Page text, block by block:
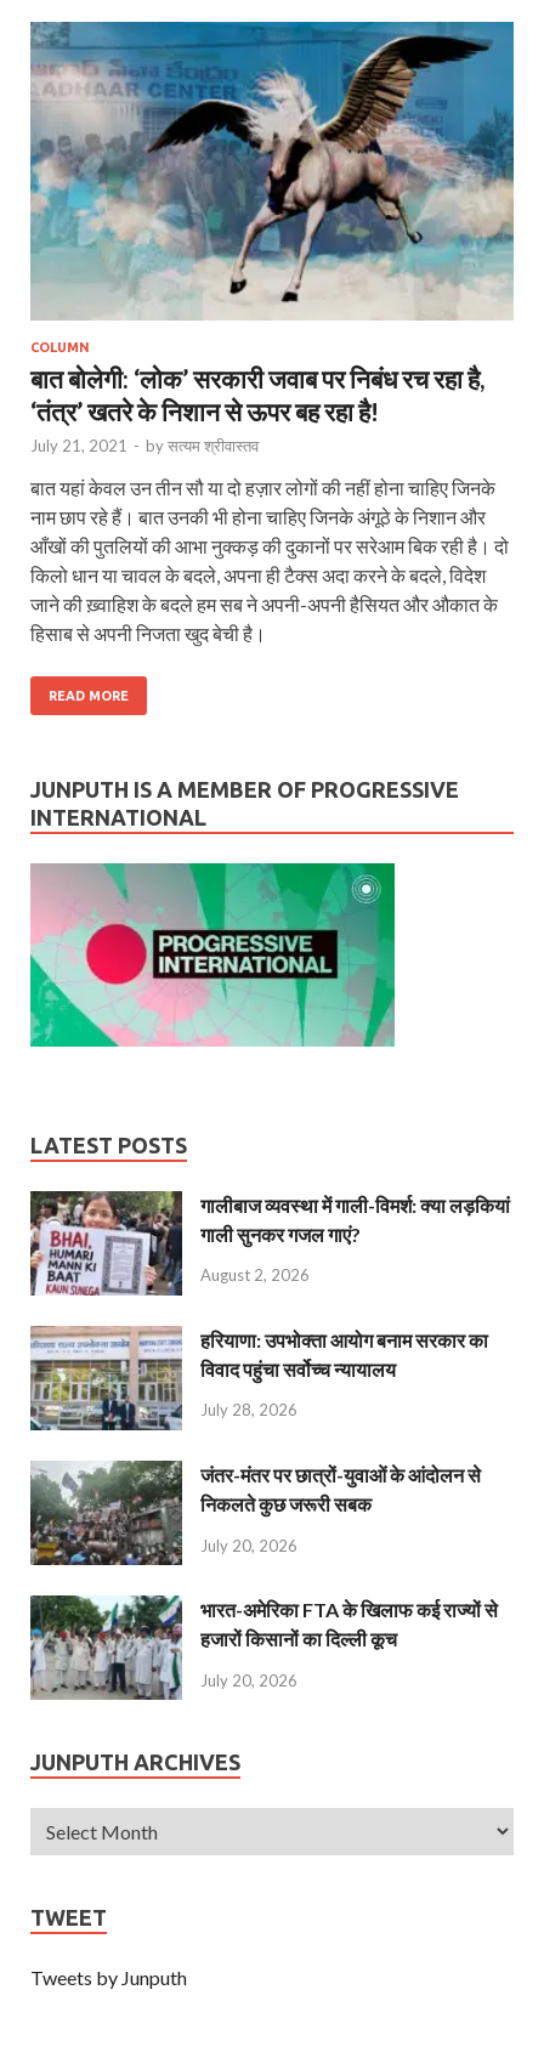
COLUMN
बात बोलेगी: ‘लोक’ सरकारी जवाब पर निबंध रच रहा है,
‘तंत्र’ खतरे के निशान से ऊपर बह रहा है!
July 21, 2021 - byसत्यम श्रीवास्तव
बात यहां केवल उन तीन सौ या दो हज़ार लोगों की नहीं होना चाहिए जिनके
नाम छाप रहे हैं। बात उनकी भी होना चाहिए जिनके अंगूठे के निशान और
आँखों की पुतलियों की आभा नुक्कड़ की दुकानों पर सरेआम बिक रही है। दो
किलो धान या चावल के बदले, अपना ही टैक्स अदा करने के बदले, विदेश
जाने की ख़्वाहिश के बदले हम सब ने अपनी-अपनी हैसियत और औकात के
हिसाब से अपनी निजता खुद बेची है।
READ MORE
JUNPUTH IS A MEMBER OF PROGRESSIVE
INTERNATIONAL
LATEST POSTS
गालीबाज व्‍यवस्‍था में गाली-विमर्श: क्या लड़कियां
गाली सुनकर गजल गाएं?
August 2, 2026
हरियाणा: उपभोक्ता आयोग बनाम सरकार का
विवाद पहुंचा सर्वोच्च न्यायालय
July 28, 2026
जंतर-मंतर पर छात्रों-युवाओं के आंदोलन से
निकलते कुछ जरूरी सबक
July 20, 2026
भारत-अमेरिका FTA के खिलाफ कई राज्यों से
हजारों किसानों का दिल्ली कूच
July 20, 2026
JUNPUTH ARCHIVES
TWEET
Tweets by Junputh